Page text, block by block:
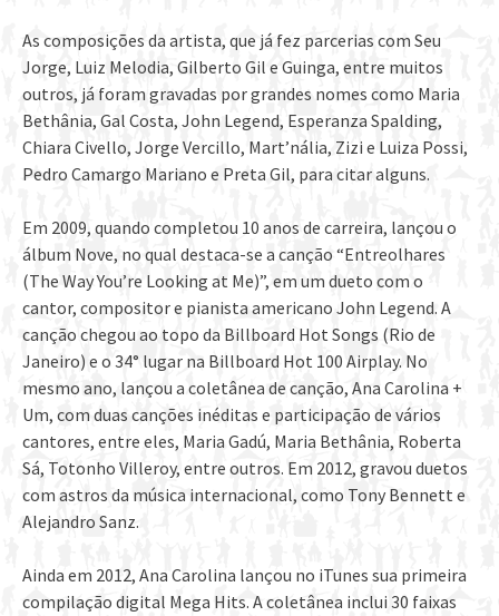
As composições da artista, que já fez parcerias com Seu
Jorge, Luiz Melodia, Gilberto Gil e Guinga, entre muitos
outros, já foram gravadas por grandes nomes como Maria
Bethânia, Gal Costa, John Legend, Esperanza Spalding,
Chiara Civello, Jorge Vercillo, Mart’nália, Zizi e Luiza Possi,
Pedro Camargo Mariano e Preta Gil, para citar alguns.
Em 2009, quando completou 10 anos de carreira, lançou o
álbum Nove, no qual destaca-se a canção “Entreolhares
(The Way You’re Looking at Me)”, em um dueto com o
cantor, compositor e pianista americano John Legend. A
canção chegou ao topo da Billboard Hot Songs (Rio de
Janeiro) e o 34° lugar na Billboard Hot 100 Airplay. No
mesmo ano, lançou a coletânea de canção, Ana Carolina +
Um, com duas canções inéditas e participação de vários
cantores, entre eles, Maria Gadú, Maria Bethânia, Roberta
Sá, Totonho Villeroy, entre outros. Em 2012, gravou duetos
com astros da música internacional, como Tony Bennett e
Alejandro Sanz.
Ainda em 2012, Ana Carolina lançou no iTunes sua primeira
compilação digital Mega Hits. A coletânea inclui 30 faixas